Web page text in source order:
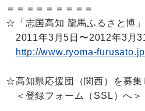
＝＝＝＝＝＝＝＝＝
☆「志国高知 龍馬ふるさと博
2011年3月5日〜2012年3月
http://www.ryoma-
☆高知県応援団（関西）を募
＜登録フォーム（SSL）へ＞